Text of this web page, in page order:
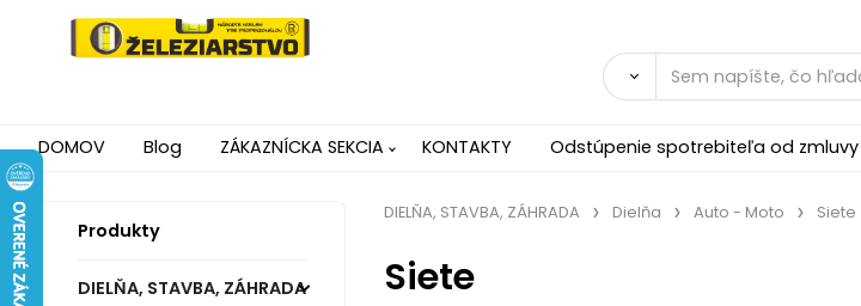
DOMOV Blog ZÁKAZNÍCKA SEKCIA KONTAKTY Odstúpenie spotrebiteľa od zmluvy
Produkty
DIELŇA, STAVBA, ZÁHRADA
DIELŇA, STAVBA, ZÁHRADA Dielňa Auto - Moto Siete
Siete